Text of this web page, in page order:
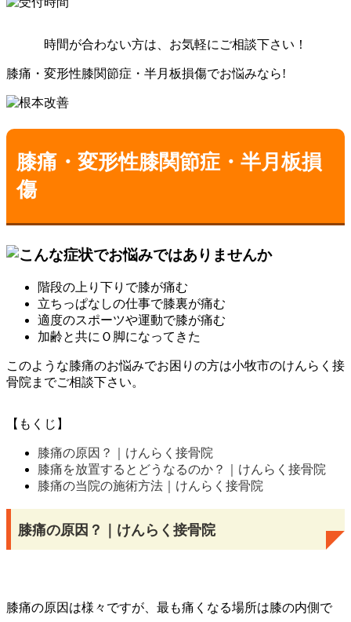
時間が合わない方は、お気軽にご相談下さい！
膝痛・変形性膝関節症・半月板損傷でお悩みなら!
膝痛・変形性膝関節症・半月板損
傷
階段の上り下りで膝が痛む
立ちっぱなしの仕事で膝裏が痛む
適度のスポーツや運動で膝が痛む
加齢と共にＯ脚になってきた
このような膝痛のお悩みでお困りの方は小牧市のけんらく接
骨院までご相談下さい。
【もくじ】
膝痛の原因？｜けんらく接骨院
膝痛を放置するとどうなるのか？｜けんらく接骨院
膝痛の当院の施術方法｜けんらく接骨院
膝痛の原因？｜けんらく接骨院
膝痛の原因は様々ですが、最も痛くなる場所は膝の内側で